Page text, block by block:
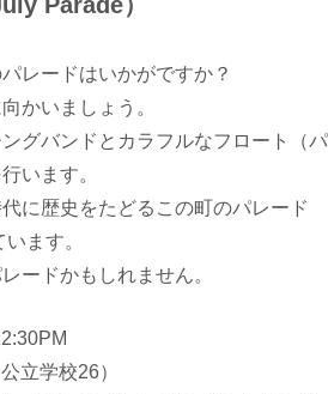
レードはいかがですか？
かいましょう。
グバンドとカラフルなフロート（パ
います。
に歴史をたどるこの町のパレード
ます。
ードかもしれません。
公立学校26）